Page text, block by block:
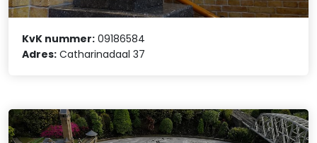
KvK nummer: 09186584
Adres: Catharinadaal 37